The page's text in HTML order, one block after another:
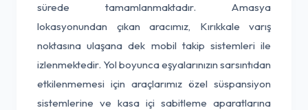
sürede tamamlanmaktadır. Amasya
lokasyonundan çıkan aracımız, Kırıkkale varış
noktasına ulaşana dek mobil takip sistemleri ile
izlenmektedir. Yol boyunca eşyalarınızın sarsıntıdan
etkilenmemesi için araçlarımız özel süspansiyon
sistemlerine ve kasa içi sabitleme aparatlarına